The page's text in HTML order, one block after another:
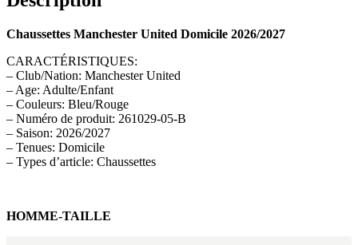
Chaussettes Manchester United Domicile 2026/2027
CARACTÉRISTIQUES:
– Club/Nation: Manchester United
– Age: Adulte/Enfant
– Couleurs: Bleu/Rouge
– Numéro de produit: 261029-05-B
– Saison: 2026/2027
– Tenues: Domicile
– Types d’article: Chaussettes
HOMME-TAILLE